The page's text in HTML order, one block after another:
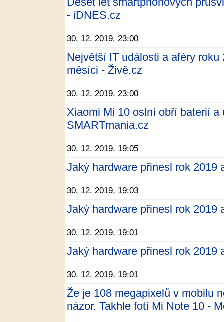
- iDNES.cz
30. 12. 2019, 23:00
Největší IT události a aféry
měsíci - Živě.cz
30. 12. 2019, 23:00
Xiaomi Mi 10 oslní obří baterií
SMARTmania.cz
30. 12. 2019, 19:05
Jaký hardware přinesl rok 2019
30. 12. 2019, 19:03
Jaký hardware přinesl rok 2019
30. 12. 2019, 19:01
Jaký hardware přinesl rok 2019
30. 12. 2019, 19:01
Že je 108 megapixelů v mobilu
názor. Takhle fotí Mi Note 10 -